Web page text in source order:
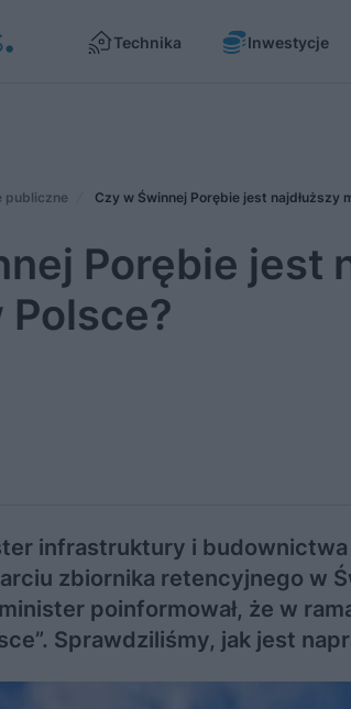
Technika Inwestycje
publiczne Czy w Świnnej Porębie jest najdłuższy
Porębie jest
infrastruktury i
zbiornika retencyjnego w
poinformował, że w
Sprawdziliśmy, jak jest